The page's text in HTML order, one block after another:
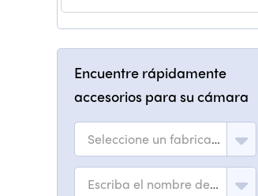
Encuentre rápidamente
accesorios para su cámara
Seleccione un fabricante
Escriba el nombre del modelo